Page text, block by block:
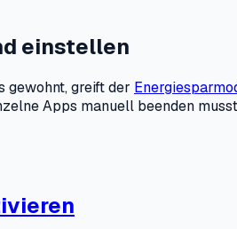
einstellen
gewohnt, greift der
Apps manuell beenden